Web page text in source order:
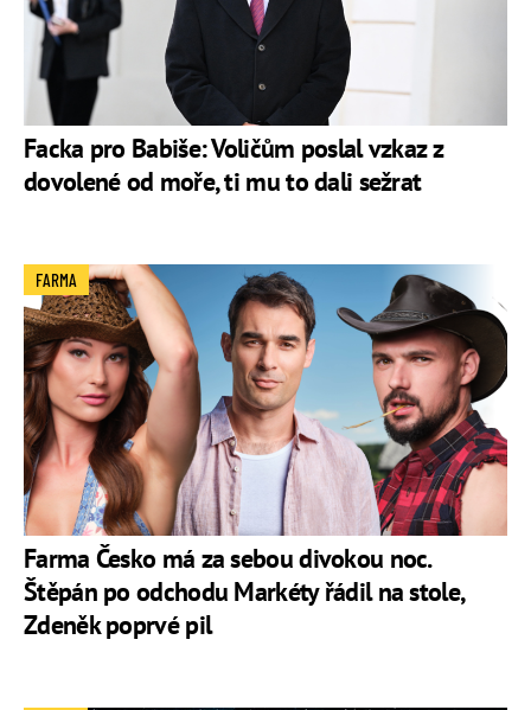
Facka pro Babiše: Voličům poslal vzkaz z
dovolené od moře, ti mu to dali sežrat
Farma Česko má za sebou divokou noc.
Štěpán po odchodu Markéty řádil na stole,
Zdeněk poprvé pil
FARMA